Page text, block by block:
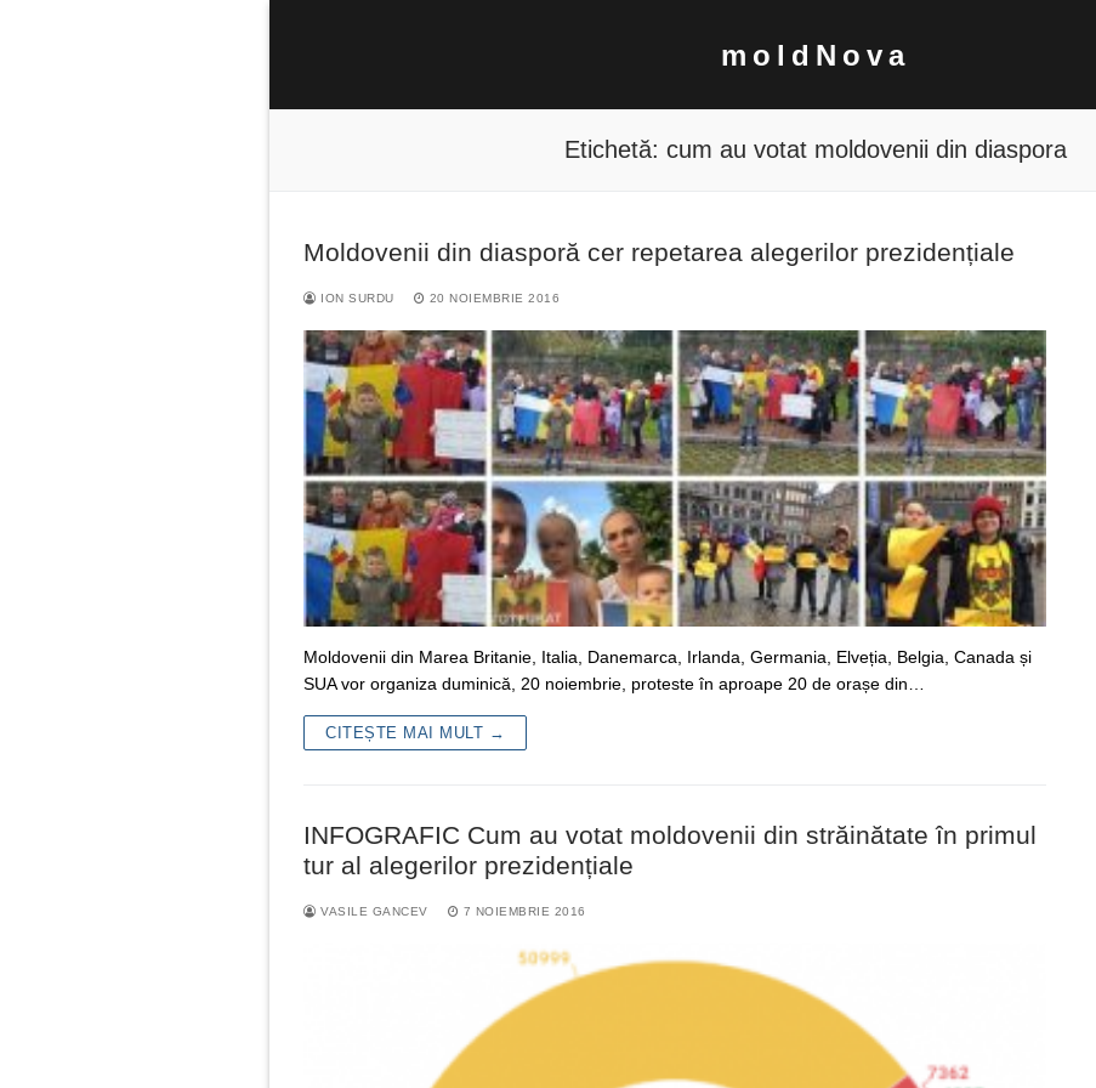
moldNova
după:
Etichetă: cum au votat moldovenii din diaspora
Moldovenii din diasporă cer repetarea alegerilor prezidențiale
ION SURDU 20 NOIEMBRIE 2016
Moldovenii din Marea Britanie, Italia, Danemarca, Irlanda, Germania, Elveția, Belgia, Canada și
SUA vor organiza duminică, 20 noiembrie, proteste în aproape 20 de orașe din…
CITEȘTE MAI MULT →
INFOGRAFIC Cum au votat moldovenii din străinătate în primul
tur al alegerilor prezidențiale
VASILE GANCEV 7 NOIEMBRIE 2016